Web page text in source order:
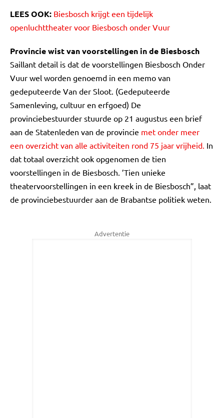
LEES OOK: Biesbosch krijgt een tijdelijk
openluchttheater voor Biesbosch onder Vuur
Provincie wist van voorstellingen in de Biesbosch
Saillant detail is dat de voorstellingen Biesbosch Onder
Vuur wel worden genoemd in een memo van
gedeputeerde Van der Sloot. (Gedeputeerde
Samenleving, cultuur en erfgoed) De
provinciebestuurder stuurde op 21 augustus een brief
aan de Statenleden van de provincie met onder meer
een overzicht van alle activiteiten rond 75 jaar vrijheid. In
dat totaal overzicht ook opgenomen de tien
voorstellingen in de Biesbosch. ’Tien unieke
theatervoorstellingen in een kreek in de Biesbosch”, laat
de provinciebestuurder aan de Brabantse politiek weten.
Advertentie